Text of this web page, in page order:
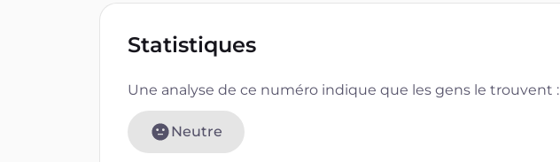
Statistiques
Une analyse de ce numéro indique que les gens le trouvent :
Neutre